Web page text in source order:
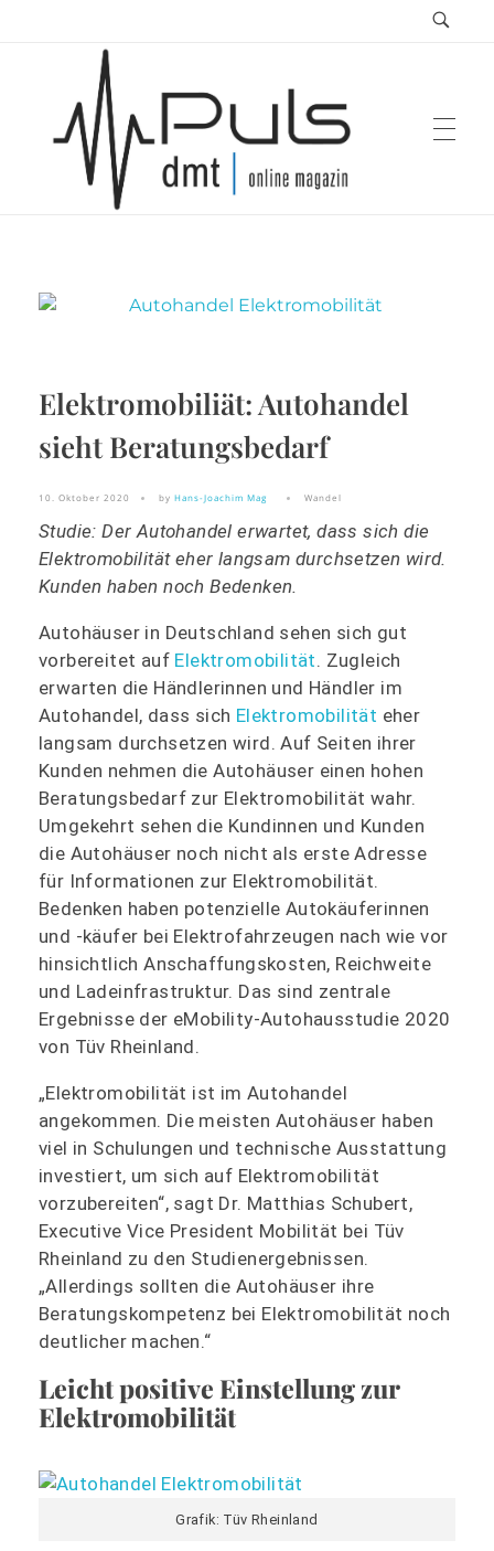
Puls Magazin
Zukunft der Mobilität
Elektromobiliät: Autohandel
sieht Beratungsbedarf
10. Oktober 2020 by Hans-Joachim Mag Wandel
Studie: Der Autohandel erwartet, dass sich die
Elektromobilität eher langsam durchsetzen wird.
Kunden haben noch Bedenken.
Autohäuser in Deutschland sehen sich gut
vorbereitet auf Elektromobilität. Zugleich
erwarten die Händlerinnen und Händler im
Autohandel, dass sich Elektromobilität eher
langsam durchsetzen wird. Auf Seiten ihrer
Kunden nehmen die Autohäuser einen hohen
Beratungsbedarf zur Elektromobilität wahr.
Umgekehrt sehen die Kundinnen und Kunden
die Autohäuser noch nicht als erste Adresse
für Informationen zur Elektromobilität.
Bedenken haben potenzielle Autokäuferinnen
und -käufer bei Elektrofahrzeugen nach wie vor
hinsichtlich Anschaffungskosten, Reichweite
und Ladeinfrastruktur. Das sind zentrale
Ergebnisse der eMobility-Autohausstudie 2020
von Tüv Rheinland.
„Elektromobilität ist im Autohandel
angekommen. Die meisten Autohäuser haben
viel in Schulungen und technische Ausstattung
investiert, um sich auf Elektromobilität
vorzubereiten“, sagt Dr. Matthias Schubert,
Executive Vice President Mobilität bei Tüv
Rheinland zu den Studienergebnissen.
„Allerdings sollten die Autohäuser ihre
Beratungskompetenz bei Elektromobilität noch
deutlicher machen.“
Leicht positive Einstellung zur
Elektromobilität
Grafik: Tüv Rheinland